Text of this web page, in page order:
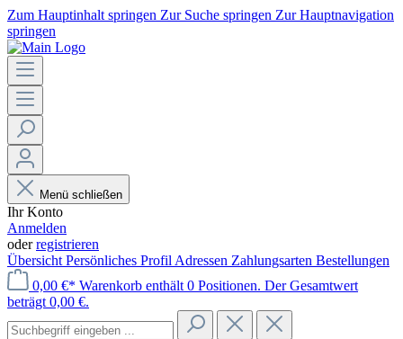
Zum Hauptinhalt springen Zur Suche springen Zur Hauptnavigation
springen
Menü schließen
Ihr Konto
Anmelden
oderregistrieren
Übersicht Persönliches Profil Adressen Zahlungsarten Bestellungen
0,00 €* Warenkorb enthält 0 Positionen. Der Gesamtwert
beträgt 0,00 €.